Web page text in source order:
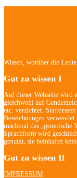
Wissen, worüber die
Gut zu wissen I
Auf dieser Webseite wird
gleichwohl auf
etc. verzichtet.
Bezeichnungen
machmal das
Sprachform wird
genutzt, sie beinhaltet
Gut zu wissen II
IMPRESSUM